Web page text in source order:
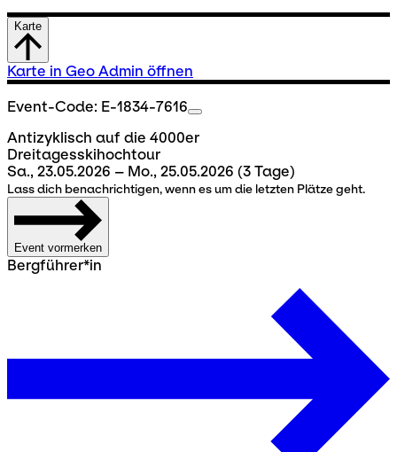
Karte
Karte in Geo Admin öffnen
Event-Code: E-1834-7616
Antizyklisch auf die 4000er
Dreitagesskihochtour
Sa., 23.05.2026 – Mo., 25.05.2026 (3 Tage)
Lass dich benachrichtigen, wenn es um die letzten Plätze geht.
Event vormerken
Bergführer*in